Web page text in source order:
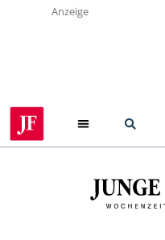
Anzeige